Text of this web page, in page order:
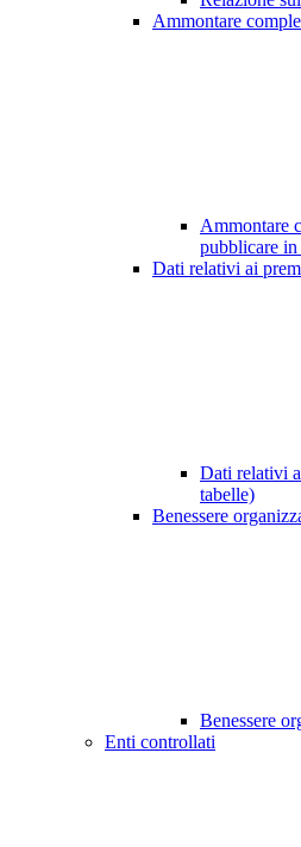
Ammontare
Ammontare
pubblicare in
Dati relativi ai
Dati relativi
tabelle)
Benessere
Benessere
Enti controllati